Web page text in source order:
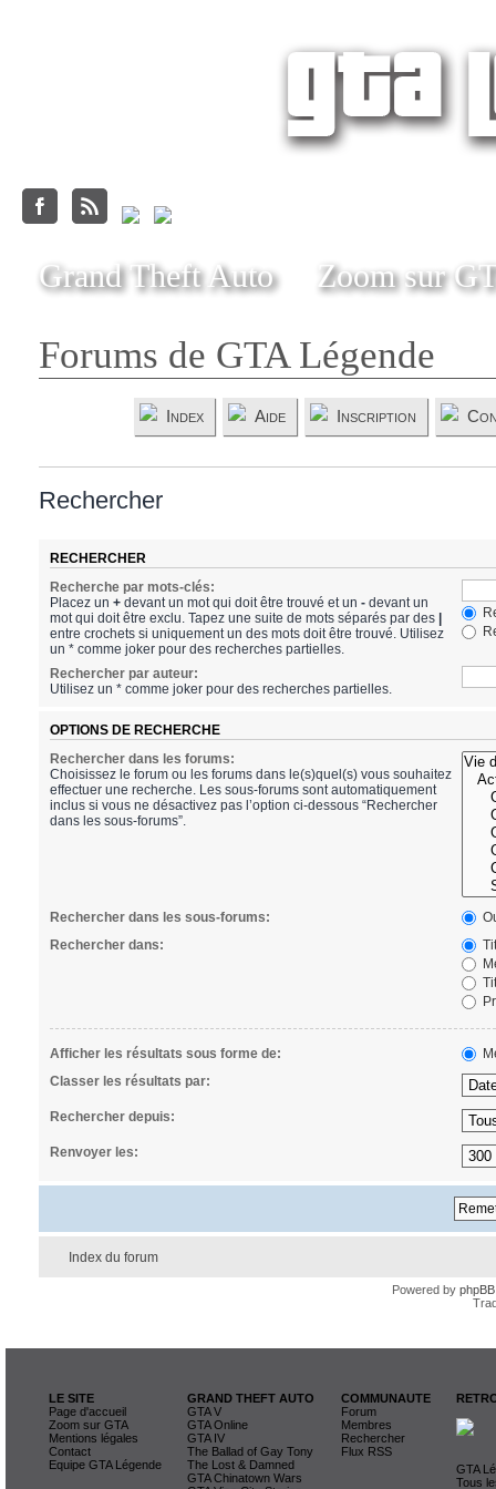
Grand Theft Auto Zoom sur
Forums de GTA Légende
Index Aide Inscription
Rechercher
RECHERCHER
Recherche par mots-clés:
Placez un +devant un mot qui doit être trouvé et un -devant un
mot qui doit être exclu. Tapez une suite de mots séparés par des
entre crochets si uniquement un des mots doit être trouvé. Utilisez
un * comme joker pour des recherches partielles.
Rechercher par auteur:
Utilisez un * comme joker pour des recherches partielles.
OPTIONS DE RECHERCHE
Rechercher dans les forums:
Choisissez le forum ou les forums dans le(s)quel(s) vous souhaitez
effectuer une recherche. Les sous-forums sont automatiquement
inclus si vous ne désactivez pas l’option ci-dessous “Rechercher
dans les sous-forums”.
Rechercher dans les sous-forums:
Rechercher dans:
Afficher les résultats sous forme de:
Classer les résultats par:
Rechercher depuis:
Renvoyer les:
Index du forum
Powered by phpBB
LE SITE
Page d'accueil
Zoom sur GTA
Mentions légales
Contact
Equipe GTA Légende
GRAND THEFT AUTO
GTA V
GTA Online
GTA IV
The Ballad of Gay Tony
The Lost & Damned
GTA Chinatown Wars
COMMUNAUTE
Forum
Membres
Rechercher
Flux RSS
GTA
Tous